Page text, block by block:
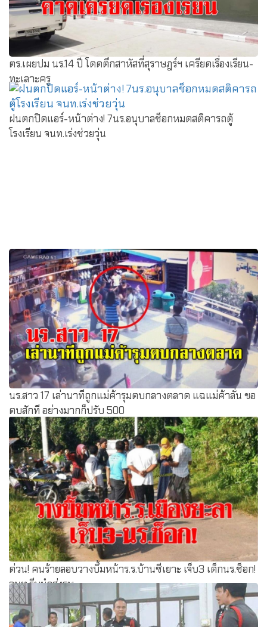
ตร.เผยปม นร.14 ปี โดดตึกสาหัสที่สุราษฎร์ฯ เครียดเรื่องเรียน-
ทะเลาะครู
ฝนตกปิดแอร์-หน้าต่าง! 7นร.อนุบาลช็อกหมดสติคารถตู้
โรงเรียน จนท.เร่งช่วยวุ่น
นร.สาว 17 เล่านาทีถูกแม่ค้ารุมตบกลางตลาด แฉแม่ค้าลั่น ขอ
ตบสักที อย่างมากก็ปรับ 500
ด่วน! คนร้ายลอบวางบึ้มหน้าร.ร.บ้านซีเยาะ เจ็บ3 เด็กนร.ช็อก!
จนท.รีบนำส่งรพ.